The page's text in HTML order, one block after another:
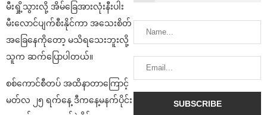
မီးရှို့သွားလို့ အိမ်ခြေအားလုံးနီးပါး
မီးလောင်ပျက်စီးနိုင်ကာ အသေးစိတ်
အခြေနေကိုတော့ မသိရသေးဘူးလို့
သူက ဆက်ပြောပါတယ်။
စစ်ကောင်စီတပ် အထိနာတာကြောင့်
မတ်လ ၂၅ ရက်နေ့ ဒီကနေ့မနက်ပိုင်း